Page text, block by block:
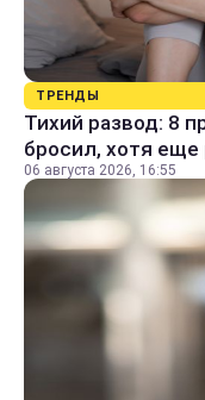
ТРЕНДЫ
Тихий развод: 8
бросил, хотя
06 августа 2026, 16:55